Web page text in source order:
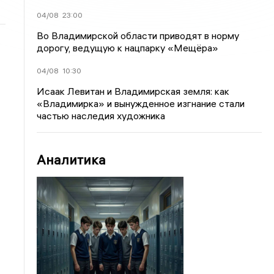
04/08 23:00
Во Владимирской области приводят в норму
дорогу, ведущую к нацпарку «Мещёра»
04/08 10:30
Исаак Левитан и Владимирская земля: как
«Владимирка» и вынужденное изгнание стали
частью наследия художника
Аналитика